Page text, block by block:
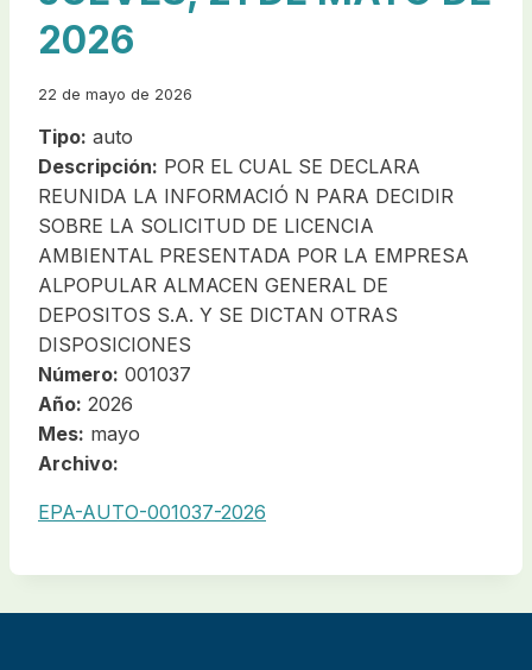
2026
22 de mayo de 2026
Tipo: auto
Descripción: POR EL CUAL SE DECLARA
REUNIDA LA INFORMACIÓ N PARA DECIDIR
SOBRE LA SOLICITUD DE LICENCIA
AMBIENTAL PRESENTADA POR LA EMPRESA
ALPOPULAR ALMACEN GENERAL DE
DEPOSITOS S.A. Y SE DICTAN OTRAS
DISPOSICIONES
Número: 001037
Año: 2026
Mes: mayo
Archivo:
EPA-AUTO-001037-2026